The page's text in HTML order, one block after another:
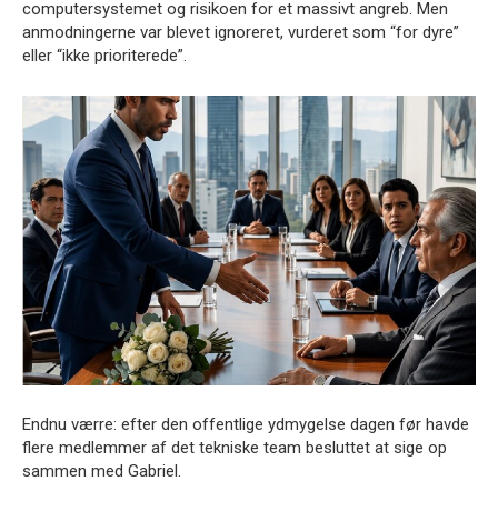
computersystemet og risikoen for et massivt angreb. Men
anmodningerne var blevet ignoreret, vurderet som “for dyre”
eller “ikke prioriterede”.
Endnu værre: efter den offentlige ydmygelse dagen før havde
flere medlemmer af det tekniske team besluttet at sige op
sammen med Gabriel.